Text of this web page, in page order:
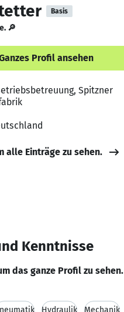
Basis
🔎
Profil ansehen
Spitzner
alle Einträge zu sehen.
Kenntnisse
das ganze Profil zu sehen.
Hydraulik Mechanik